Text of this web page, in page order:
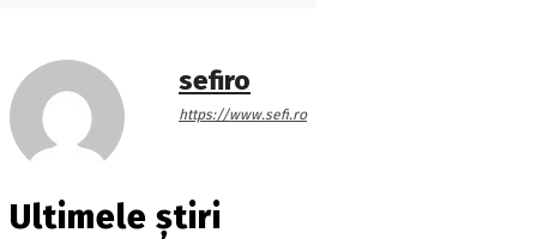
sefiro
https://www.sefi.ro
Ultimele știri